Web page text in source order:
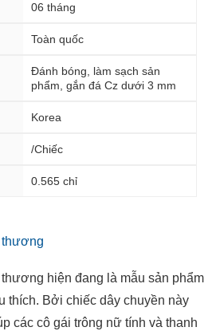
06 tháng
Toàn quốc
Đánh bóng, làm sạch sản
phẩm, gắn đá Cz dưới 3 mm
Korea
/Chiếc
0.565 chỉ
thương
hiện đang là mẫu sản phẩm
thích. Bởi chiếc dây chuyền này
các cô gái trông nữ tính và thanh